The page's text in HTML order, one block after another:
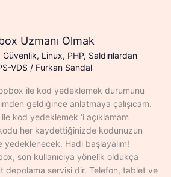
Uzmanı Olmak
Güvenlik, Linux, PHP, Saldırılardan
VDS / Furkan Sandal
ile kod yedeklemek durumunu
geldiğince anlatmaya çalışıcam.
kod yedeklemek ‘i açıklamam
her kaydettiğinizde kodunuzun
Hadi başlayalım!
son kullanıcıya yönelik oldukça
depolama servisi dir. Telefon, tablet ve